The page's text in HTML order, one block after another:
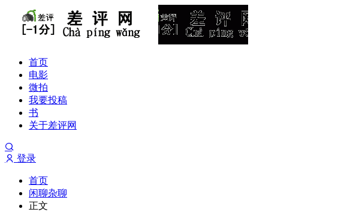
首页
电影
微拍
我要投稿
书
关于差评网
登录
首页
闲聊杂聊
正文